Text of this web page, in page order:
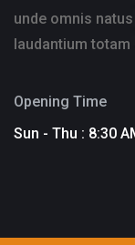
unde omnis
laudantium totam
Opening Time
Sun - Thu : 8:30